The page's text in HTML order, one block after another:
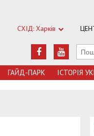
СХІД: Харків
ГАЙД-ПАРК ІСТОРІЯ